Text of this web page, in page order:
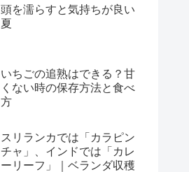
頭を濡らすと気持ちが良い
夏
いちごの追熟はできる？甘
くない時の保存方法と食べ
方
スリランカでは「カラピン
チャ」、インドでは「カレ
ーリーフ」｜ベランダ収穫